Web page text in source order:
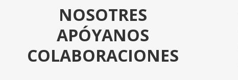
NOSOTRES
APÓYANOS
COLABORACIONES